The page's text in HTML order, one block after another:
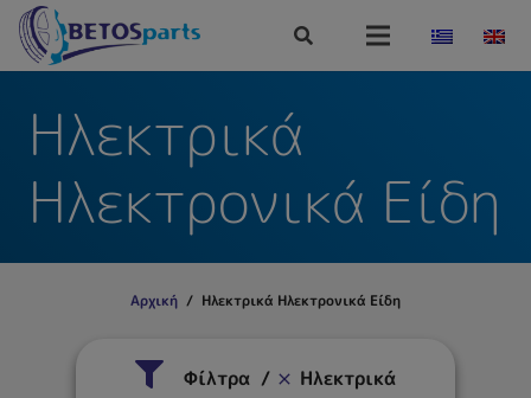
Ηλεκτρικά
Ηλεκτρονικά Είδη
Αρχική / Ηλεκτρικά Ηλεκτρονικά Είδη
Φίλτρα
Ηλεκτρικά